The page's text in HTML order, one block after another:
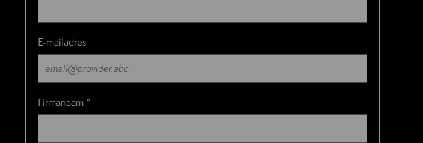
E-mailadres
Firmanaam *